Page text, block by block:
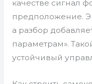
качестве сигнал
предположение.
а разбор
параметрам».
устойчивый